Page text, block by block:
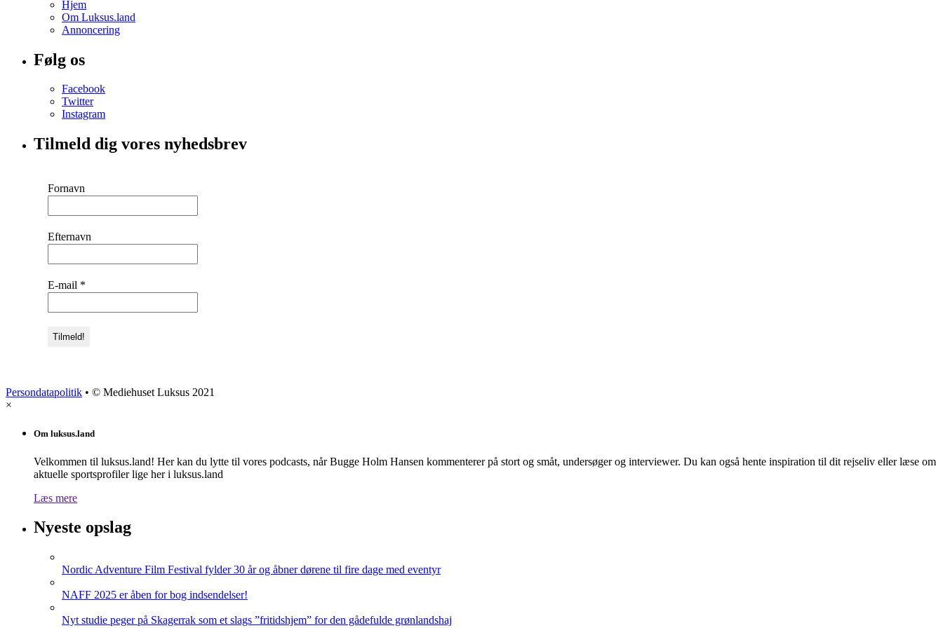
Hjem
Om Luksus.land
Annoncering
Følg os
Facebook
Twitter
Instagram
Tilmeld dig vores nyhedsbrev
Fornavn
Efternavn
E-mail *
Persondatapolitik • © Mediehuset Luksus 2021
×
Om luksus.land
Velkommen til luksus.land! Her kan du lytte til vores podcasts, når Bugge Holm Hansen kommenterer på stort og småt, undersøger og interviewer. Du kan også hente inspiration til dit rejseliv eller læse om
aktuelle sportsprofiler lige her i luksus.land
Læs mere
Nyeste opslag
Nordic Adventure Film Festival fylder 30 år og åbner dørene til fire dage med eventyr
NAFF 2025 er åben for bog indsendelser!
Nyt studie peger på Skagerrak som et slags ”fritidshjem” for den gådefulde grønlandshaj